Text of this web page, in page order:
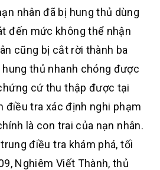
nhân đã bị hung thủ dùng
đến mức không thể nhận
cũng bị cắt rời thành ba
thủ nhanh chóng được
cứ thu thập được tại
điều tra xác định nghi phạm
là con trai của nạn nhân.
điều tra khám phá, tối
Nghiêm Viết Thành, thủ